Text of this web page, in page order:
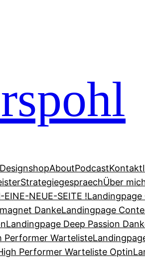
DesignshopAboutPodcastKontakt
StrategiegespraechÜber
EINE-NEUE-SEITE !
DankeLandingpage
Landingpage Deep Passion
Performer Warteliste
Performer Warteliste Optin